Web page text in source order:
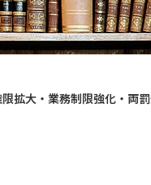
拡大・業務制限強化・両